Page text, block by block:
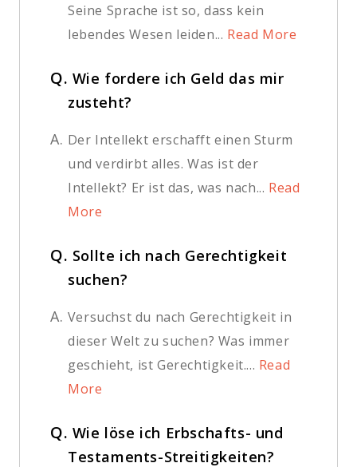
Seine Sprache ist so, dass kein
lebendes Wesen leiden... Read More
Q. Wie fordere ich Geld das mir
zusteht?
A. Der Intellekt erschafft einen Sturm
und verdirbt alles. Was ist der
Intellekt? Er ist das, was nach... Read
More
Q. Sollte ich nach Gerechtigkeit
suchen?
A. Versuchst du nach Gerechtigkeit in
dieser Welt zu suchen? Was immer
geschieht, ist Gerechtigkeit.... Read
More
Q. Wie löse ich Erbschafts- und
Testaments-Streitigkeiten?